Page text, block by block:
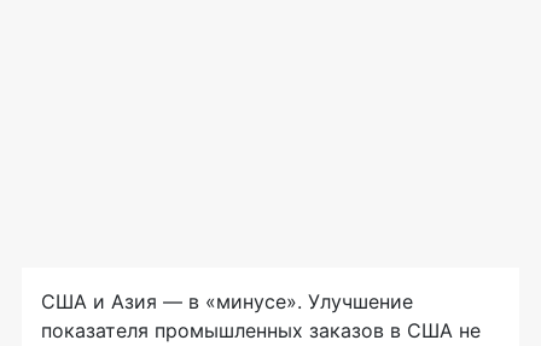
США и Азия — в «минусе». Улучшение
показателя промышленных заказов в США не